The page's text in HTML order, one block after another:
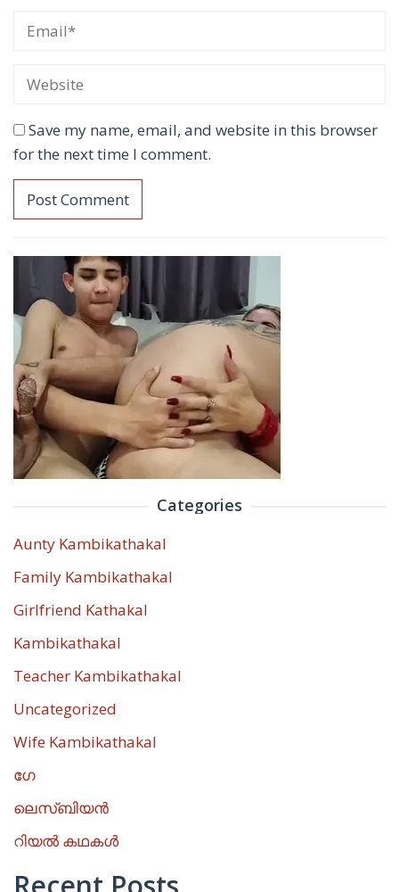
Save my name, email, and website in this browser
for the next time I comment.
Categories
Aunty Kambikathakal
Family Kambikathakal
Girlfriend Kathakal
Kambikathakal
Teacher Kambikathakal
Uncategorized
Wife Kambikathakal
ഗേ
ലെസ്ബിയൻ
റിയൽ കഥകൾ